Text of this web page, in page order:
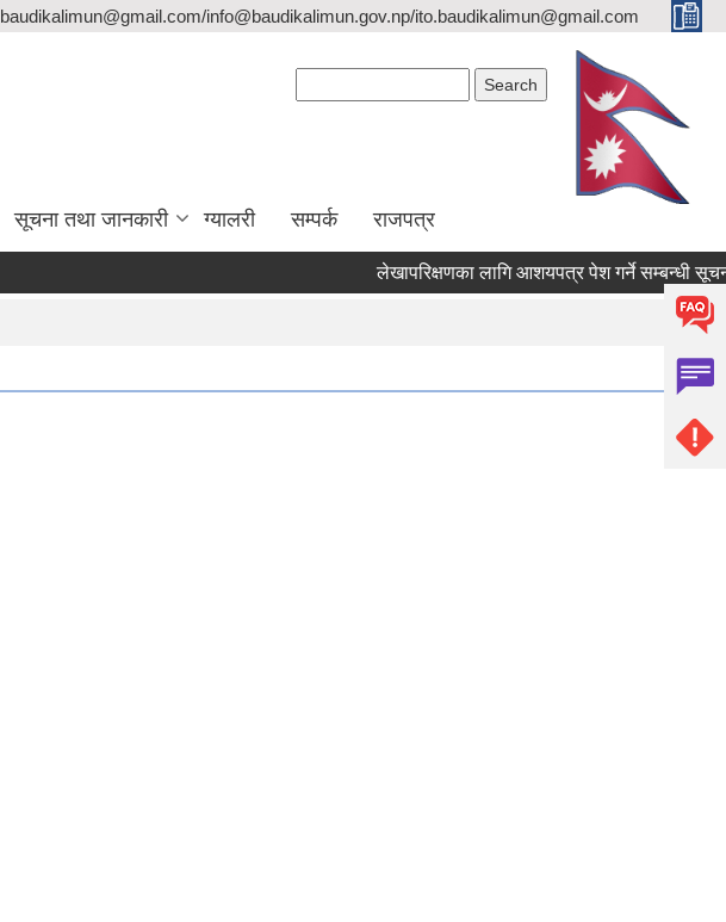
baudikalimun@gmail.com/info@baudikalimun.gov.np/ito.baudikalimun@gmail.com
सूचना तथा जानकारी ग्यालरी सम्पर्क राजपत्र
लेखापरिक्षणका लागि आशयपत्र पेश गर्ने सम्बन्धी सूचना ।
लेखापरिक्षणका लागि आशयपत्र पेश गर्ने सम्बन्धी सूचना ।